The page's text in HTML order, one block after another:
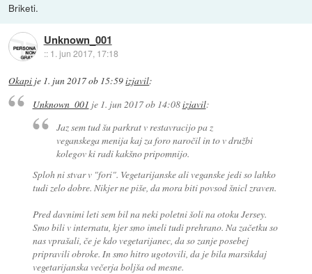
Briketi.
Unknown_001
:: 1. jun 2017, 17:18
Okapi je 1. jun 2017 ob 15:59izjavil:
Unknown_001 je 1. jun 2017 ob 14:08izjavil:
Jaz sem tud šu parkrat v restavracijo pa z
veganskega menija kaj za foro naročil in to v družbi
kolegov ki radi kakšno pripomnijo.
Sploh ni stvar v "fori". Vegetarijanske ali veganske jedi so lahko
tudi zelo dobre. Nikjer ne piše, da mora biti povsod šnicl zraven.
Pred davnimi leti sem bil na neki poletni šoli na otoku Jersey.
Smo bili v internatu, kjer smo imeli tudi prehrano. Na začetku so
nas vprašali, če je kdo vegetarijanec, da so zanje posebej
pripravili obroke. In smo hitro ugotovili, da je bila marsikdaj
vegetarijanska večerja boljša od mesne.